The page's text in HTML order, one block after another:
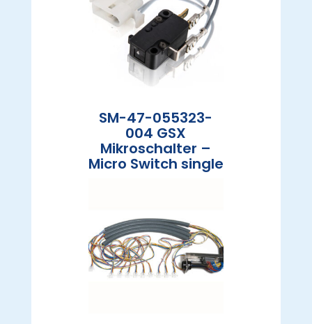
SM-47-055323-
004 GSX
Mikroschalter –
Micro Switch single